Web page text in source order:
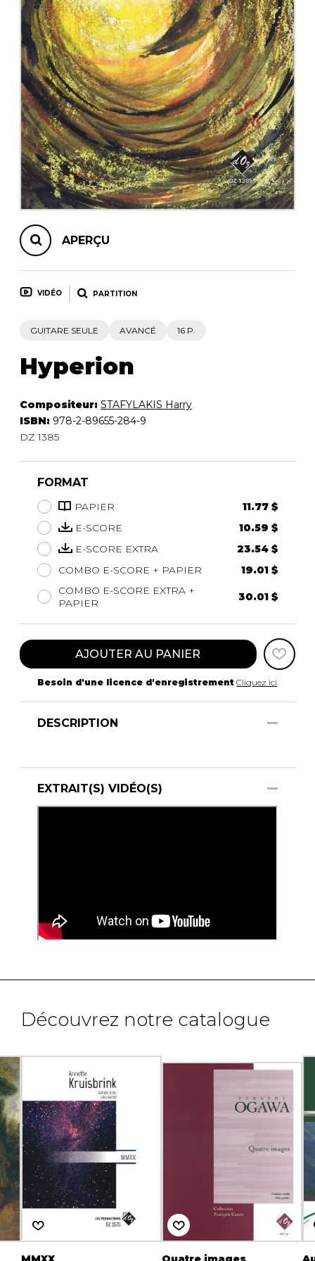
AUTRES PRODUITS
APERÇU
VIDÉO PARTITION
GUITARE SEULE AVANCÉ 16 P.
Hyperion
Compositeur: STAFYLAKIS Harry
ISBN: 978-2-89655-284-9
DZ 1385
FORMAT
PAPIER
11.77 $
E-SCORE
10.59 $
E-SCORE EXTRA
23.54 $
COMBO E-SCORE + PAPIER
19.01 $
COMBO E-SCORE EXTRA +
PAPIER
30.01 $
AJOUTER AU PANIER
Besoin d'une licence d'enregistrement Cliquez ici
DESCRIPTION
EXTRAIT(S) VIDÉO(S)
Découvrez notre catalogue